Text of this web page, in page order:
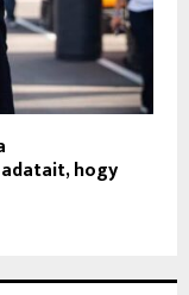
hogy